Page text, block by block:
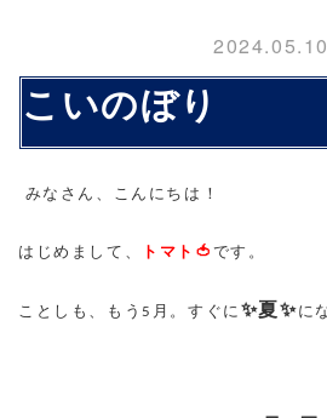
2024.05.10
こいのぼり
みなさん、こんにちは！
はじめまして、 トマト🍅 です。
ことしも、もう5 月。すぐに ✨夏✨に